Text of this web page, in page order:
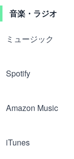
音楽・ラジオ
ミュージック
Spotify
Amazon Music
iTunes